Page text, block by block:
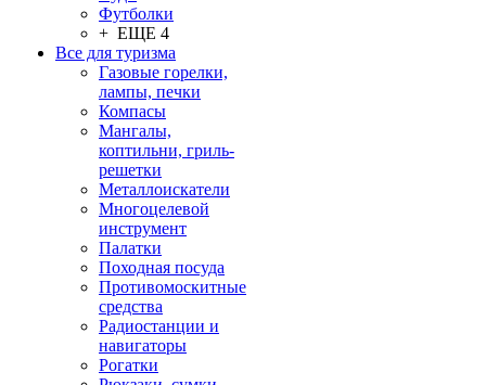
Футболки
+ ЕЩЕ 4
Все для туризма
Газовые горелки,
лампы, печки
Компасы
Мангалы,
коптильни, гриль-
решетки
Металлоискатели
Многоцелевой
инструмент
Палатки
Походная посуда
Противомоскитные
средства
Радиостанции и
навигаторы
Рогатки